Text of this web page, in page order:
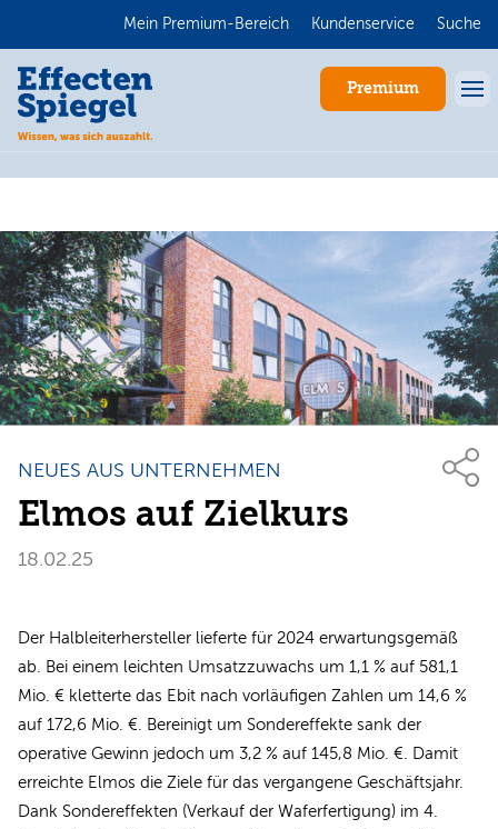
Mein Premium-Bereich Kundenservice Suche
Premium
NEUES AUS UNTERNEHMEN
Elmos auf Zielkurs
18.02.25
Der Halbleiterhersteller lieferte für 2024 erwartungsgemäß
ab. Bei einem leichten Umsatzzuwachs um 1,1 % auf 581,1
Mio. € kletterte das Ebit nach vorläufigen Zahlen um 14,6 %
auf 172,6 Mio. €. Bereinigt um Sondereffekte sank der
operative Gewinn jedoch um 3,2 % auf 145,8 Mio. €. Damit
erreichte Elmos die Ziele für das vergangene Geschäftsjahr.
Dank Sondereffekten (Verkauf der Waferfertigung) im 4.
Anmelden